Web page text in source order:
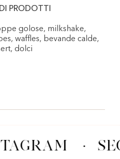
PRODOTTI
golose, milkshake,
waffles, bevande calde,
dolci
·